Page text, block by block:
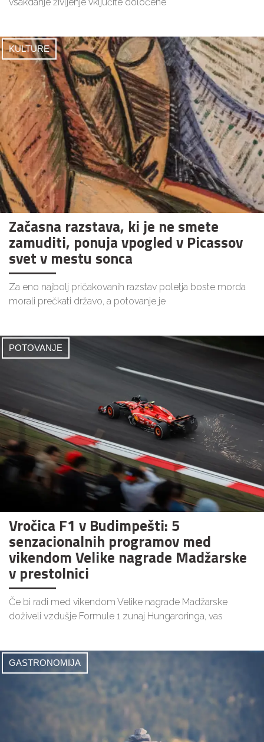
KULTURE
Začasna razstava, ki je ne smete
zamuditi, ponuja vpogled v Picassov
svet v mestu sonca
Za eno najbolj pričakovanih razstav poletja boste morda
morali prečkati državo, a potovanje je
POTOVANJE
Vročica F1 v Budimpešti: 5
senzacionalnih programov med
vikendom Velike nagrade Madžarske
v prestolnici
Če bi radi med vikendom Velike nagrade Madžarske
doživeli vzdušje Formule 1 zunaj Hungaroringa, vas
GASTRONOMIJA